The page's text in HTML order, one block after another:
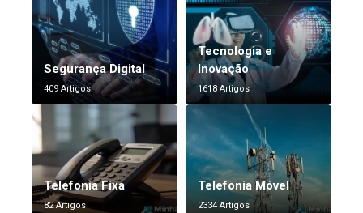
Segurança Digital
409 Artigos
Tecnologia e
Inovação
1618 Artigos
Telefonia Fixa
82 Artigos
Telefonia Móvel
2334 Artigos